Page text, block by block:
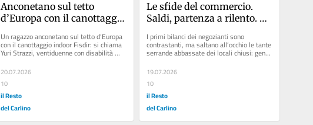
Anconetano sul tetto
d’Europa con il canottaggio
Un ragazzo anconetano sul tetto d’Europa
con il canottaggio indoor Fisdir: si chiama
Yuri Strazzi, ventiduenne con disabilità
intellettive e......
20.07.2026
10
il Resto
del Carlino
Le sfide del commercio.
Saldi, partenza a rilento.
tra tante scritte affittasi
I primi bilanci dei negozianti sono
contrastanti, ma saltano all’occhio le tante
serrande abbassate dei locali chiusi: gente
19.07.2026
10
il Resto
del Carlino